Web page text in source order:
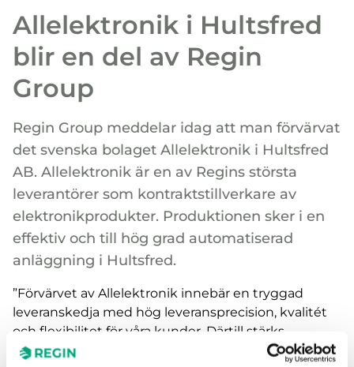
Allelektronik i Hultsfred
blir en del av Regin
Group
Regin Group meddelar idag att man förvärvat
det svenska bolaget Allelektronik i Hultsfred
AB. Allelektronik är en av Regins största
leverantörer som kontraktstillverkare av
elektronikprodukter. Produktionen sker i en
effektiv och till hög grad automatiserad
anläggning i Hultsfred.
”Förvärvet av Allelektronik innebär en tryggad
leveranskedja med hög leveransprecision, kvalitét
och flexibilitet för våra kunder. Därtill stärks
produktionskapaciteten i Sverige vilket är en viktig